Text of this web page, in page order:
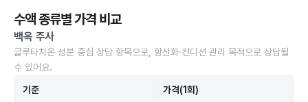
수액 종류별 가격 비교
백옥 주사
글루타치온 성분 중심 상담 항목으로, 항산화·컨디션 관리 목적으로 상담될
수 있어요.
기준 가격(1회)